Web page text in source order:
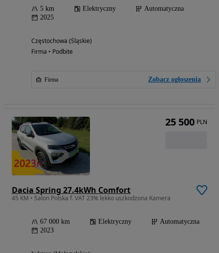
5 km Elektryczny
Automatyczna
2025
Częstochowa (Śląskie)
Firma • Podbite
Firma Zobacz ogłoszenia
Dacia Spring 27.4kWh Comfort
45 KM • Salon Polska f. VAT 23% lekko uszkodzona Kamera
67 000 km Elektryczny
Automatyczna
2023
25 500 PLN